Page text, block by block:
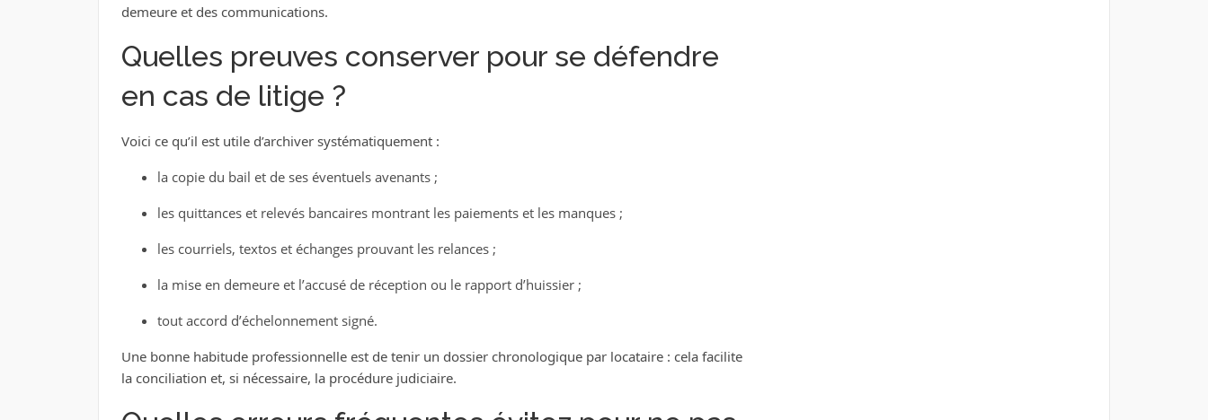
demeure et des communications.
Quelles preuves conserver pour se défendre
en cas de litige ?
Voici ce qu’il est utile d’archiver systématiquement :
la copie du bail et de ses éventuels avenants ;
les quittances et relevés bancaires montrant les paiements et les manques ;
les courriels, textos et échanges prouvant les relances ;
la mise en demeure et l’accusé de réception ou le rapport d’huissier ;
tout accord d’échelonnement signé.
Une bonne habitude professionnelle est de tenir un dossier chronologique par locataire : cela facilite
la conciliation et, si nécessaire, la procédure judiciaire.